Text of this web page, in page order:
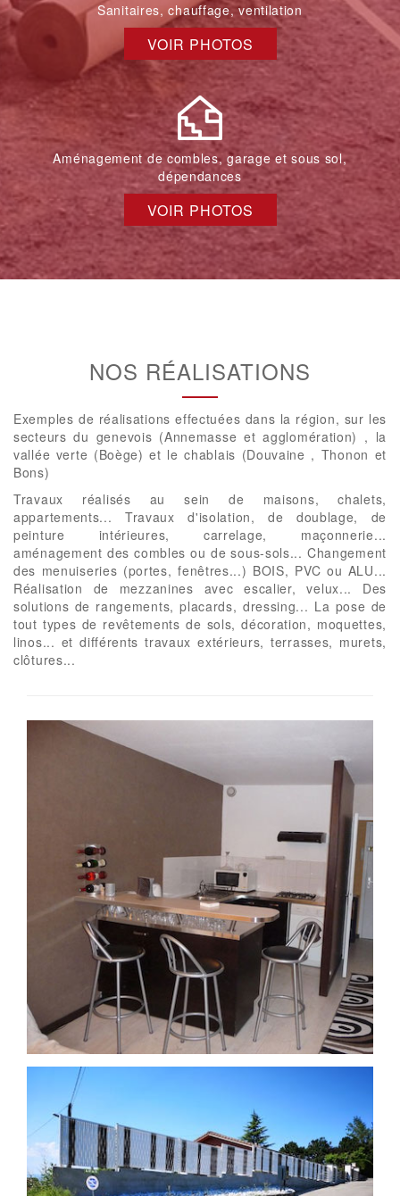
Sanitaires, chauffage, ventilation
VOIR PHOTOS
Aménagement de combles, garage et sous sol,
dépendances
VOIR PHOTOS
NOS RÉALISATIONS
Exemples de réalisations effectuées dans la région, sur les
secteurs du genevois (Annemasse et agglomération) , la
vallée verte (Boège) et le chablais (Douvaine , Thonon et
Bons)
Travaux réalisés au sein de maisons, chalets,
appartements... Travaux d'isolation, de doublage, de
peinture intérieures, carrelage, maçonnerie...
aménagement des combles ou de sous-sols... Changement
des menuiseries (portes, fenêtres...) BOIS, PVC ou ALU...
Réalisation de mezzanines avec escalier, velux... Des
solutions de rangements, placards, dressing... La pose de
tout types de revêtements de sols, décoration, moquettes,
linos... et différents travaux extérieurs, terrasses, murets,
clôtures...